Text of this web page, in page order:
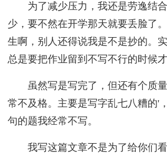
为了减少压力，我还是劳逸结合
少，要不然在开学那天就要丢脸了
生啊，别人还得说我是不是抄的。
总是要把作业留到不写不行的时候才
虽然写是写完了，但还有个质量
常不及格。主要是写字乱七八糟的'
句的题我经常不写。
我写这篇文章不是为了给你们看